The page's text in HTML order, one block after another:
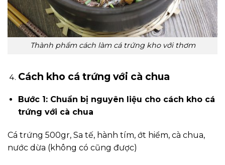
Thành phẩm cách làm cá trứng kho với thơm
Cách kho cá trứng với cà chua
Bước 1: Chuẩn bị nguyên liệu cho cách kho cá
trứng với cà chua
Cá trứng 500gr, Sa tế, hành tím, ớt hiểm, cà chua,
nước dừa (không có cũng được)